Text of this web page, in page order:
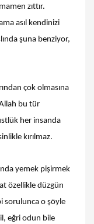
zıttır.
asıl kendinizi
şuna benziyor,
çok olmasına
bu tür
her insanda
kırılmaz.
yemek pişirmek
özellikle düzgün
sorulunca o şöyle
eğri odun bile